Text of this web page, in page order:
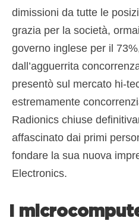
dimissioni da tutte le
grazia per la società,
governo inglese per il
dall’agguerrita
presentò sul mercato hi-
estremamente
Radionics chiuse
affascinato dai primi
fondare la sua nuova
Electronics.
I